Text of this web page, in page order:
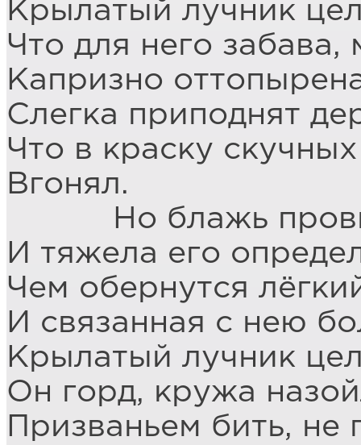
Крылатый лучник
Что для него забава,
Капризно
Слегка приподнят
Что в краску
Вгонял.
Но блажь
И тяжела его
Чем обернутся
И связанная с нею
Крылатый лучник
Он горд, кружа
Призваньем бить,